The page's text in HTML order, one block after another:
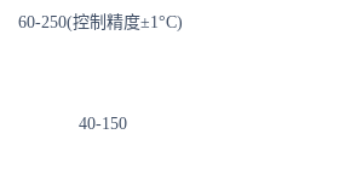
60-250(控制精度±1°C)
40-150